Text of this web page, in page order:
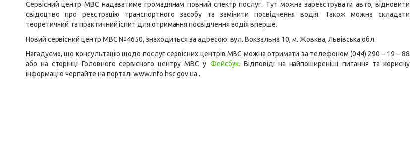
Сервісний центр МВС надаватиме громадянам повний спектр послуг. Тут можна зареєструвати авто, відновити
свідоцтво про реєстрацію транспортного засобу та замінити посвідчення водія. Також можна складати
теоретичний та практичний іспит для отримання посвідчення водія вперше.
Новий сервісний центр МВС №4650, знаходиться за адресою: вул. Вокзальна 10, м. Жовква, Львівська обл.
Нагадуємо, що консультацію щодо послуг сервісних центрів МВС можна отримати за телефоном (044) 290 – 19 – 88
або на сторінці Головного сервісного центру МВС у Фейсбук. Відповіді на найпоширеніші питання та корисну
інформацію черпайте на порталі www.info.hsc.gov.ua .